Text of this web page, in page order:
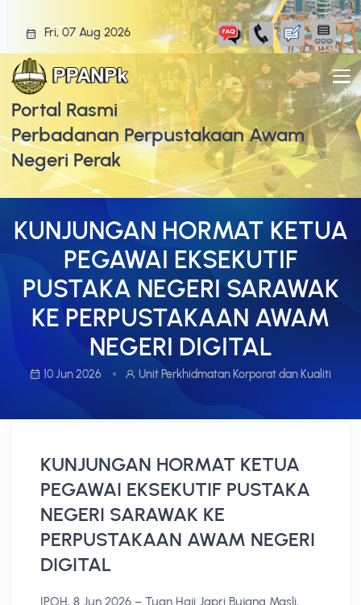
Fri, 07 Aug 2026
Portal Rasmi
Perbadanan Perpustakaan Awam
Negeri Perak
KUNJUNGAN HORMAT KETUA
PEGAWAI EKSEKUTIF
PUSTAKA NEGERI SARAWAK
KE PERPUSTAKAAN AWAM
NEGERI DIGITAL
10 Jun 2026 Unit Perkhidmatan Korporat dan Kualiti
KUNJUNGAN HORMAT KETUA
PEGAWAI EKSEKUTIF PUSTAKA
NEGERI SARAWAK KE
PERPUSTAKAAN AWAM NEGERI
DIGITAL
IPOH, 8 Jun 2026 – Tuan Haji Japri Bujang Masli,